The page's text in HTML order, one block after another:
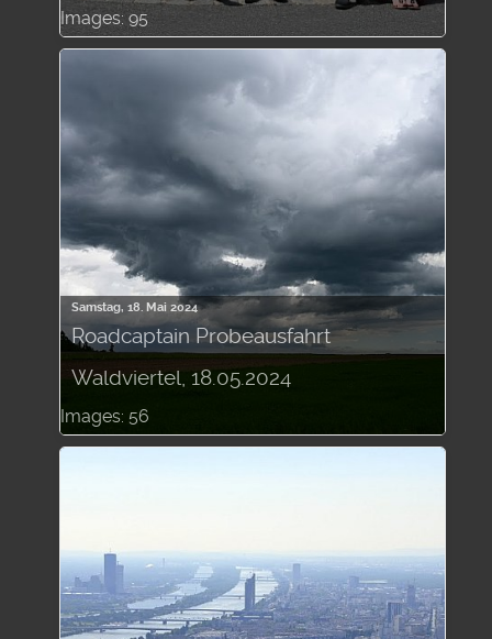
Images: 95
Samstag, 18. Mai 2024
Roadcaptain Probeausfahrt
Waldviertel, 18.05.2024
Images: 56